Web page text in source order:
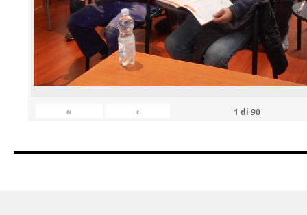
« ‹ 1 di 90